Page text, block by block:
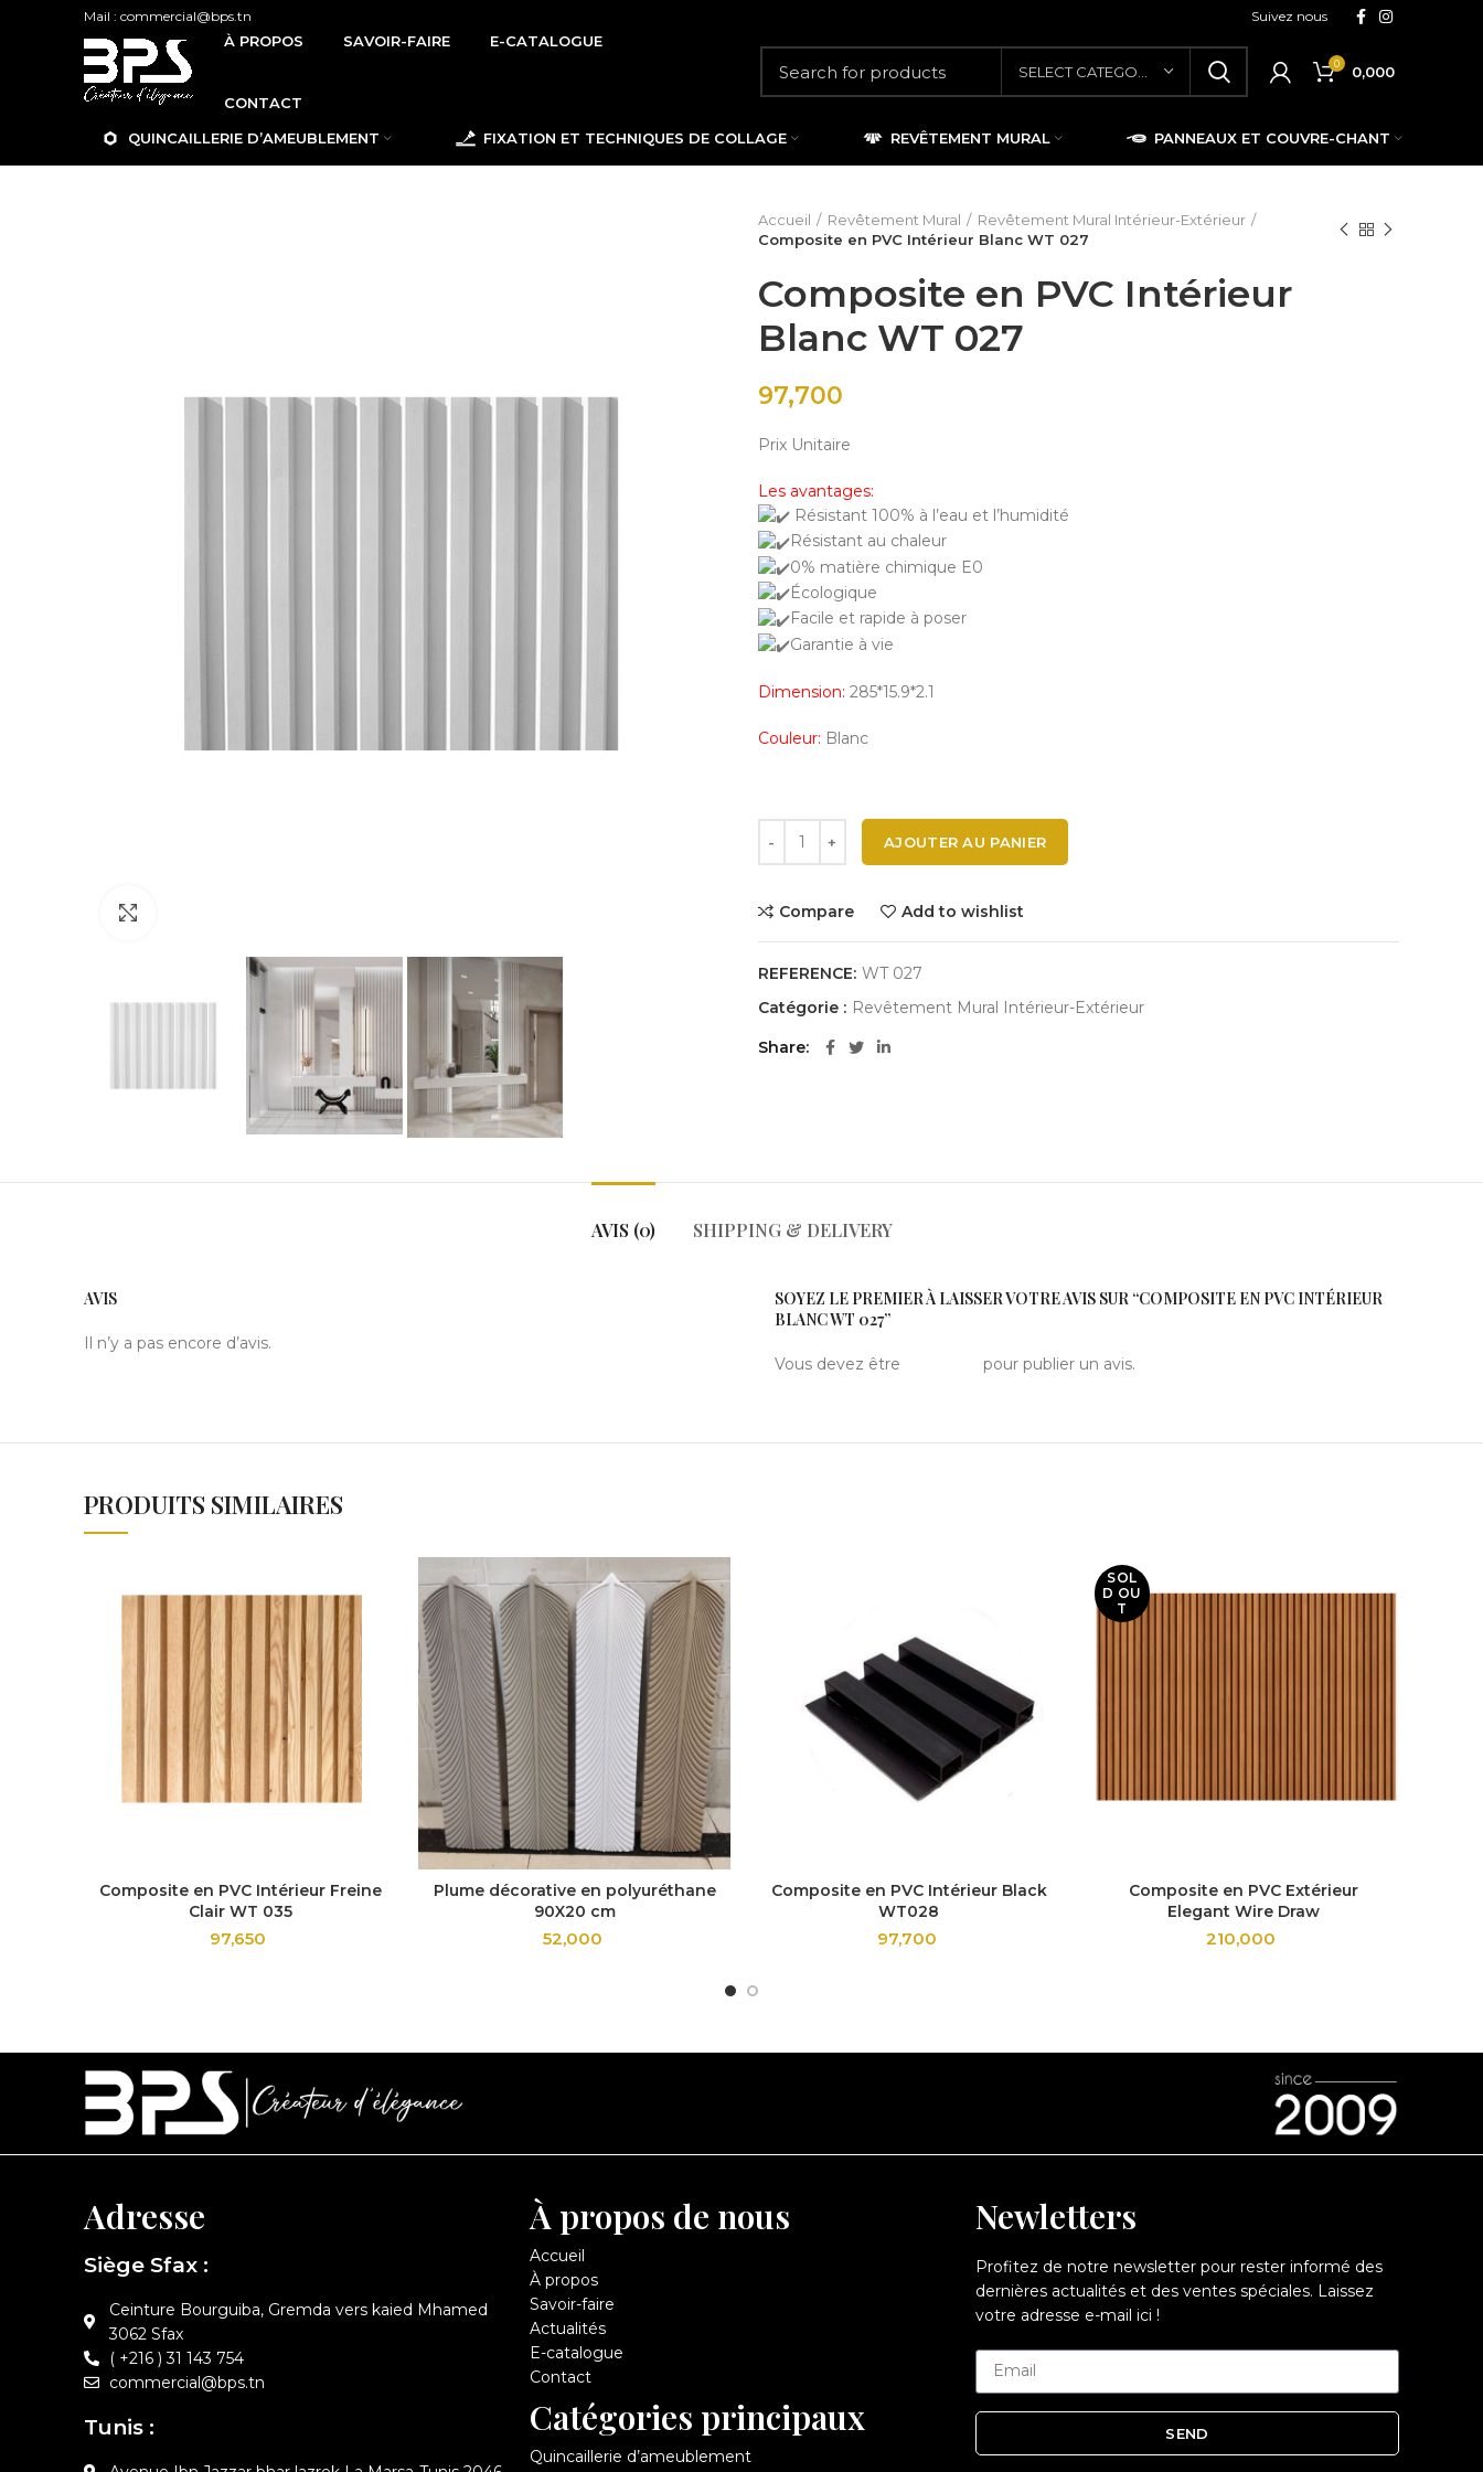
Mail : commercial@bps.tn Suivez nous
À PROPOS SAVOIR-FAIRE E-CATALOGUE
CONTACT
0 0,000
QUINCAILLERIE D’AMEUBLEMENT FIXATION ET TECHNIQUES DE COLLAGE REVÊTEMENT MURAL PANNEAUX ET COUVRE-CHANT
Accueil Revêtement Mural
Revêtement Mural Intérieur-Extérieur
Composite en PVC Intérieur Blanc WT 027
Composite en PVC Intérieur
Blanc WT 027
97,700
Prix Unitaire
Les avantages:
Résistant 100% à l’eau et l’humidité
Résistant au chaleur
0% matière chimique E0
Écologique
Facile et rapide à poser
Garantie à vie
Dimension: 285*15.9*2.1
Couleur: Blanc
AJOUTER AU PANIER
Compare Add to wishlist
REFERENCE: WT 027
Catégorie : Revêtement Mural Intérieur-Extérieur
Share
AVIS (0) SHIPPING & DELIVERY
AVIS
Il n’y a pas encore d’avis.
SOYEZ LE PREMIER À LAISSER VOTRE AVIS SUR “COMPOSITE EN PVC INTÉRIEUR
BLANC WT 027”
Vous devez être pour publier un avis.
PRODUITS SIMILAIRES
Composite en PVC Intérieur Freine
Clair WT 035
97,650
Plume décorative en polyuréthane
90X20 cm
52,000
Composite en PVC Intérieur Black
WT028
97,700
SOL
D OU
T
Composite en PVC Extérieur
Elegant Wire Draw
210,000
Adresse
Siège Sfax :
Ceinture Bourguiba, Gremda vers kaied Mhamed
3062 Sfax
( +216 ) 31 143 754
commercial@bps.tn
Tunis :
À propos de nous
Accueil
À propos
Savoir-faire
Actualités
E-catalogue
Contact
Catégories principaux
Quincaillerie d’ameublement
Newletters
Profitez de notre newsletter pour rester informé des
dernières actualités et des ventes spéciales. Laissez
votre adresse e-mail ici !
SEND